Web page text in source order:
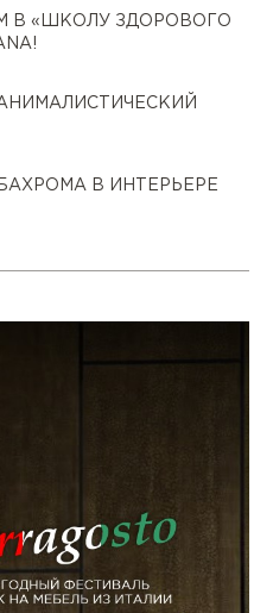
В «ШКОЛУ ЗДОРОВОГО
АНИМАЛИСТИЧЕСКИЙ
БАХРОМА В ИНТЕРЬЕРЕ